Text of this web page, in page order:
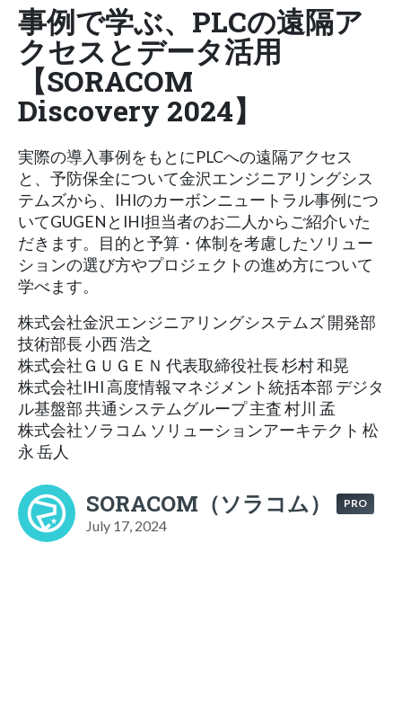
事例で学ぶ、PLCの遠隔ア
クセスとデータ活用
【SORACOM
Discovery 2024】
実際の導入事例をもとにPLCへの遠隔アクセス
と、予防保全について金沢エンジニアリングシス
テムズから、IHIのカーボンニュートラル事例につ
いてGUGENとIHI担当者のお二人からご紹介いた
だきます。目的と予算・体制を考慮したソリュー
ションの選び方やプロジェクトの進め方について
学べます。
株式会社金沢エンジニアリングシステムズ 開発部
技術部長 小西 浩之
株式会社ＧＵＧＥＮ 代表取締役社長 杉村 和晃
株式会社IHI 高度情報マネジメント統括本部 デジタ
ル基盤部 共通システムグループ 主査 村川 孟
株式会社ソラコム ソリューションアーキテクト 松
永 岳人
SORACOM（ソラコム） PRO
July 17, 2024